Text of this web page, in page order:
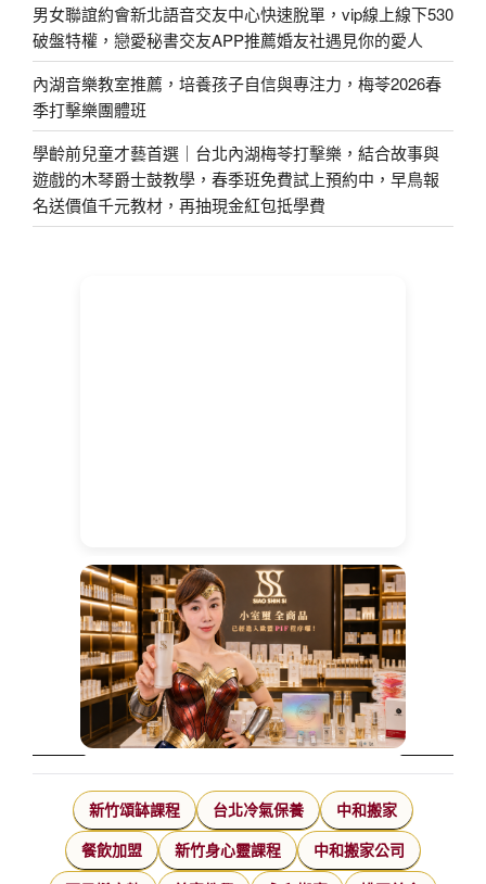
男女聯誼約會新北語音交友中心快速脫單，vip線上線下530
破盤特權，戀愛秘書交友APP推薦婚友社遇見你的愛人
內湖音樂教室推薦，培養孩子自信與專注力，梅苓2026春
季打擊樂團體班
學齡前兒童才藝首選｜台北內湖梅苓打擊樂，結合故事與
遊戲的木琴爵士鼓教學，春季班免費試上預約中，早鳥報
名送價值千元教材，再抽現金紅包抵學費
新竹頌缽課程 台北冷氣保養 中和搬家
餐飲加盟 新竹身心靈課程 中和搬家公司